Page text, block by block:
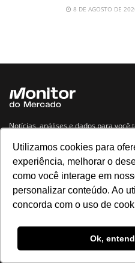
Utilizamos cookies para
experiência, melhorar o
como você interage em
personalizar conteúdo. Ao
concorda com o uso de
Ok,
8 DE AGOSTO DE
Notícias, análises e dados para você
Navegue no site
Últimas notícias Quem somos
Política de privacidade